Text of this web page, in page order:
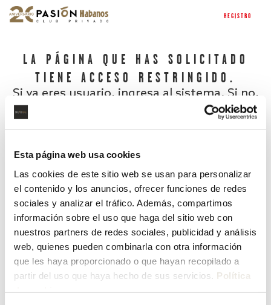
Esta página web usa cookies
Las cookies de este sitio web se usan para personalizar
el contenido y los anuncios, ofrecer funciones de redes
sociales y analizar el tráfico. Además, compartimos
información sobre el uso que haga del sitio web con
nuestros partners de redes sociales, publicidad y análisis
web, quienes pueden combinarla con otra información
que les haya proporcionado o que hayan recopilado a
partir del uso que haya hecho de sus servicios. Política
REGISTRO
LA PÁGINA QUE HAS SOLICITADO
TIENE ACCESO RESTRINGIDO.
Si ya eres usuario, ingresa al sistema. Si no,
¿Has olvidado tu contraseña?